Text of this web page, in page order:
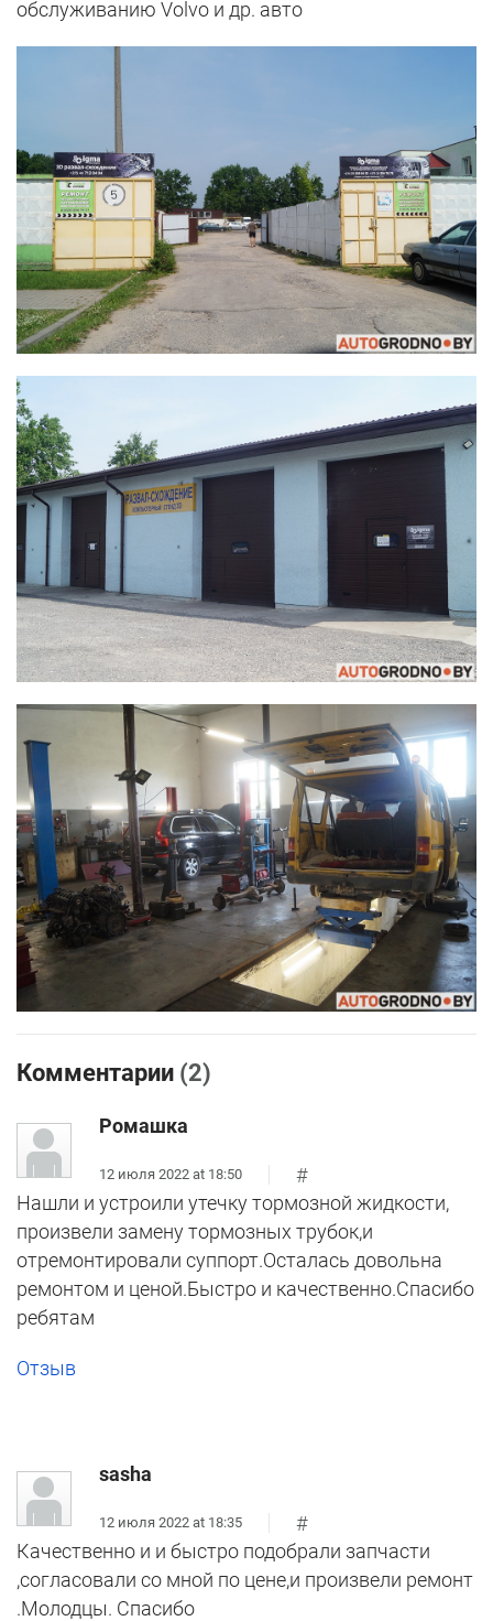
обслуживанию Volvo и др. авто
Комментарии (2)
Ромашка
12 июля 2022 at 18:50
#
Нашли и устроили утечку тормозной жидкости,
произвели замену тормозных трубок,и
отремонтировали суппорт.Осталась довольна
ремонтом и ценой.Быстро и качественно.Спасибо
ребятам
Отзыв
sasha
12 июля 2022 at 18:35
#
Качественно и и быстро подобрали запчасти
,согласовали со мной по цене,и произвели ремонт
.Молодцы. Спасибо